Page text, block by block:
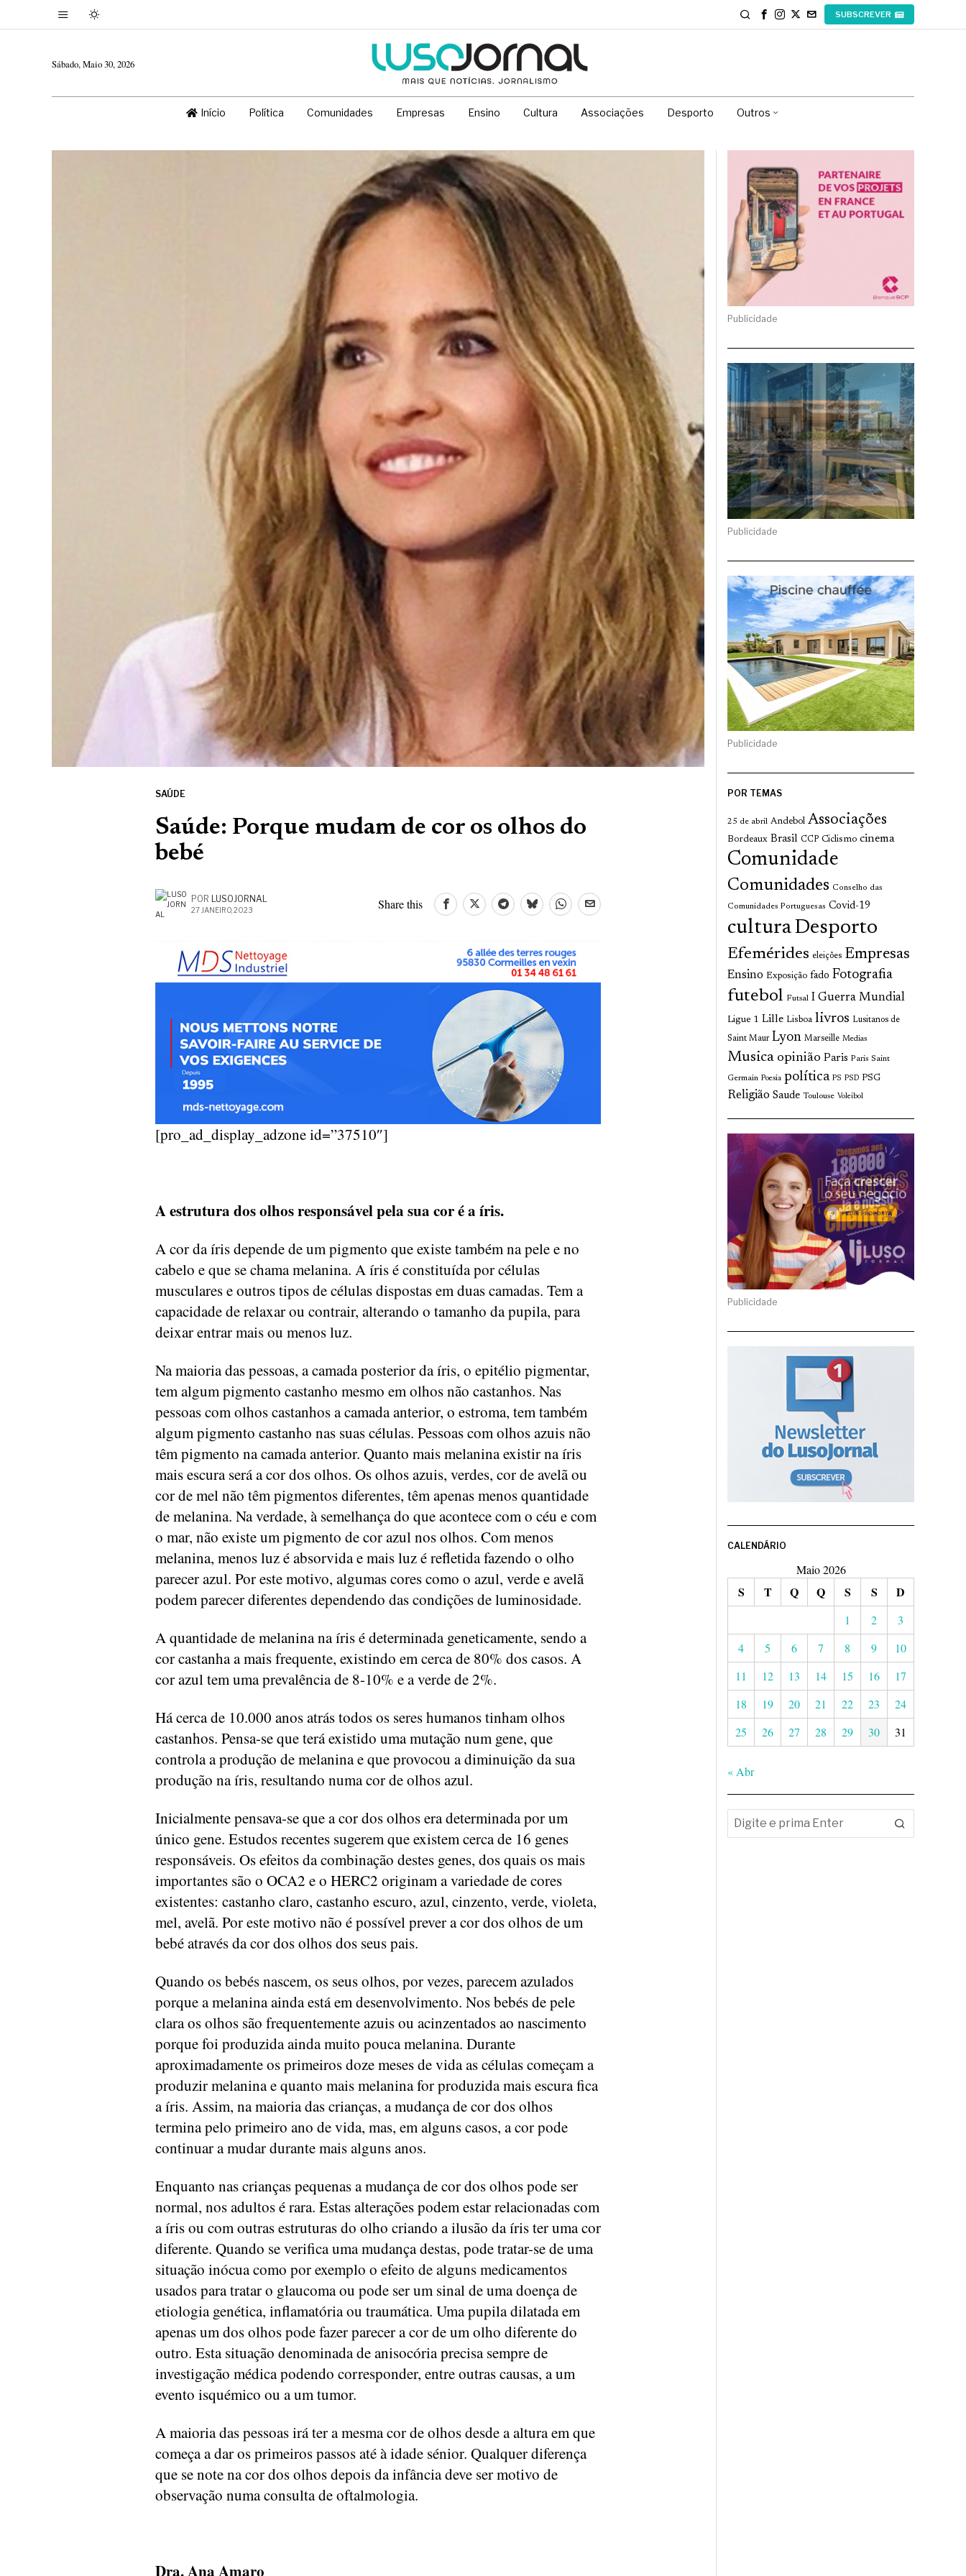
SUBSCREVER
Sábado, Maio 30, 2026
Início Política Comunidades Empresas Ensino Cultura Associações Desporto Outros
SAÚDE
Saúde: Porque mudam de cor os olhos do
bebé
POR LUSOJORNAL
27 JANEIRO, 2023 Share this
[pro_ad_display_adzone id=”37510″]
A estrutura dos olhos responsável pela sua cor é a íris.
A cor da íris depende de um pigmento que existe também na pele e no
cabelo e que se chama melanina. A íris é constituída por células
musculares e outros tipos de células dispostas em duas camadas. Tem a
capacidade de relaxar ou contrair, alterando o tamanho da pupila, para
deixar entrar mais ou menos luz.
Na maioria das pessoas, a camada posterior da íris, o epitélio pigmentar,
tem algum pigmento castanho mesmo em olhos não castanhos. Nas
pessoas com olhos castanhos a camada anterior, o estroma, tem também
algum pigmento castanho nas suas células. Pessoas com olhos azuis não
têm pigmento na camada anterior. Quanto mais melanina existir na íris
mais escura será a cor dos olhos. Os olhos azuis, verdes, cor de avelã ou
cor de mel não têm pigmentos diferentes, têm apenas menos quantidade
de melanina. Na verdade, à semelhança do que acontece com o céu e com
o mar, não existe um pigmento de cor azul nos olhos. Com menos
melanina, menos luz é absorvida e mais luz é refletida fazendo o olho
parecer azul. Por este motivo, algumas cores como o azul, verde e avelã
podem parecer diferentes dependendo das condições de luminosidade.
A quantidade de melanina na íris é determinada geneticamente, sendo a
cor castanha a mais frequente, existindo em cerca de 80% dos casos. A
cor azul tem uma prevalência de 8-10% e a verde de 2%.
Há cerca de 10.000 anos atrás todos os seres humanos tinham olhos
castanhos. Pensa-se que terá existido uma mutação num gene, que
controla a produção de melanina e que provocou a diminuição da sua
produção na íris, resultando numa cor de olhos azul.
Inicialmente pensava-se que a cor dos olhos era determinada por um
único gene. Estudos recentes sugerem que existem cerca de 16 genes
responsáveis. Os efeitos da combinação destes genes, dos quais os mais
importantes são o OCA2 e o HERC2 originam a variedade de cores
existentes: castanho claro, castanho escuro, azul, cinzento, verde, violeta,
mel, avelã. Por este motivo não é possível prever a cor dos olhos de um
bebé através da cor dos olhos dos seus pais.
Quando os bebés nascem, os seus olhos, por vezes, parecem azulados
porque a melanina ainda está em desenvolvimento. Nos bebés de pele
clara os olhos são frequentemente azuis ou acinzentados ao nascimento
porque foi produzida ainda muito pouca melanina. Durante
aproximadamente os primeiros doze meses de vida as células começam a
produzir melanina e quanto mais melanina for produzida mais escura fica
a íris. Assim, na maioria das crianças, a mudança de cor dos olhos
termina pelo primeiro ano de vida, mas, em alguns casos, a cor pode
continuar a mudar durante mais alguns anos.
Enquanto nas crianças pequenas a mudança de cor dos olhos pode ser
normal, nos adultos é rara. Estas alterações podem estar relacionadas com
a íris ou com outras estruturas do olho criando a ilusão da íris ter uma cor
diferente. Quando se verifica uma mudança destas, pode tratar-se de uma
situação inócua como por exemplo o efeito de alguns medicamentos
usados para tratar o glaucoma ou pode ser um sinal de uma doença de
etiologia genética, inflamatória ou traumática. Uma pupila dilatada em
apenas um dos olhos pode fazer parecer a cor de um olho diferente do
outro. Esta situação denominada de anisocória precisa sempre de
investigação médica podendo corresponder, entre outras causas, a um
evento isquémico ou a um tumor.
A maioria das pessoas irá ter a mesma cor de olhos desde a altura em que
começa a dar os primeiros passos até à idade sénior. Qualquer diferença
que se note na cor dos olhos depois da infância deve ser motivo de
observação numa consulta de oftalmologia.
Dra. Ana Amaro
Publicidade
Publicidade
Publicidade
POR TEMAS
25 de abril Andebol Associações
Bordeaux Brasil CCP Ciclismo cinema
Comunidade
Comunidades Conselho das
Comunidades Portuguesas Covid-19
culturaDesporto
Efemérides eleições Empresas
Ensino Exposição fado Fotografia
futebol Futsal I Guerra Mundial
Ligue 1 Lille Lisboa livros Lusitanos de
Saint Maur Lyon Marseille Medias
Musica opinião Paris Paris Saint
Germain Poesia política PS PSD PSG
Religião Saude Toulouse Voleibol
Publicidade
CALENDÁRIO
Maio 2026
S T Q Q S S D
1 2
3
4
5 6 7 8 9
10
11
12 13 14 15 16
17
18
19 20 21 22 23
24
25
26 27 28 29 30 31
« Abr